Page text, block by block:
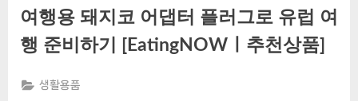
여행용 돼지코 어댑터 플러그로 유럽 여
행 준비하기 [EatingNOWㅣ추천상품]
생활용품